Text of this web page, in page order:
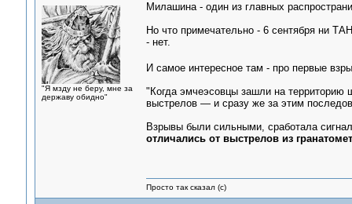
"Я мзду не беру, мне за
державу обидно"
Милашина - один из главных
Но что примечательно - 6 сентября ни
- нет.
И самое интересное там - про первые
"Когда эмчеэсовцы зашли на территорию
выстрелов — и сразу же за этим
Взрывы были сильными, сработала
отличались от выстрелов из
Просто так сказал (с)